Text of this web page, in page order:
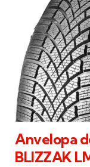
Anvelopa
BLIZZAK